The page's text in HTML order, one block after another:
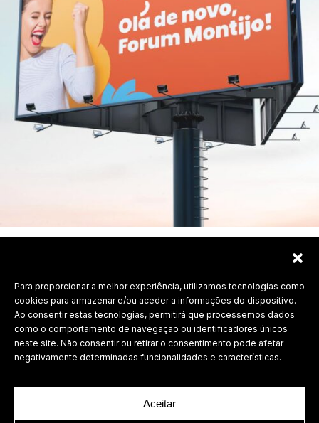
Para proporcionar a melhor experiência, utilizamos tecnologias como
cookies para armazenar e/ou aceder a informações do dispositivo.
Ao consentir estas tecnologias, permitirá que processemos dados
como o comportamento de navegação ou identificadores únicos
neste site. Não consentir ou retirar o consentimento pode afetar
negativamente determinadas funcionalidades e características.
Aceitar
Labdesign, Lda.
2026 Todos os direitos reservados.
Política de Privacidade